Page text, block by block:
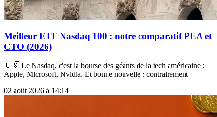
Meilleur ETF Nasdaq 100 : notre comparatif PEA et
CTO (2026)
🇺🇸 Le Nasdaq, c'est la bourse des géants de la tech américaine :
Apple, Microsoft, Nvidia. Et bonne nouvelle : contrairement
02 août 2026 à 14:14